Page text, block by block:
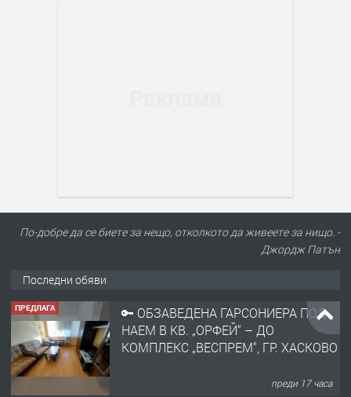
По-добре да се биете за нещо, отколкото да живеете за нищо. -
Джордж Патън
Последни обяви
ПРЕДЛАГА
🔑 ОБЗАВЕДЕНА ГАРСОНИЕРА ПОД
НАЕМ В КВ. „ОРФЕЙ“ – ДО
КОМПЛЕКС „ВЕСПРЕМ“, ГР. ХАСКОВО
преди 17 часа